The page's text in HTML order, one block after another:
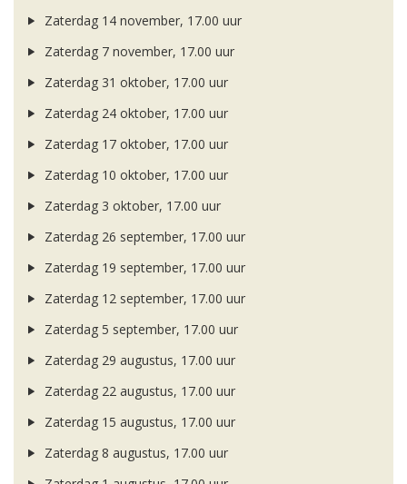
Zaterdag 14 november, 17.00 uur
Zaterdag 7 november, 17.00 uur
Zaterdag 31 oktober, 17.00 uur
Zaterdag 24 oktober, 17.00 uur
Zaterdag 17 oktober, 17.00 uur
Zaterdag 10 oktober, 17.00 uur
Zaterdag 3 oktober, 17.00 uur
Zaterdag 26 september, 17.00 uur
Zaterdag 19 september, 17.00 uur
Zaterdag 12 september, 17.00 uur
Zaterdag 5 september, 17.00 uur
Zaterdag 29 augustus, 17.00 uur
Zaterdag 22 augustus, 17.00 uur
Zaterdag 15 augustus, 17.00 uur
Zaterdag 8 augustus, 17.00 uur